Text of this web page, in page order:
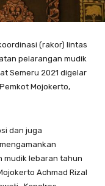
(rakor) lintas
pelarangan mudik
Semeru 2021 digelar
Mojokerto,
dan juga
mudik lebaran tahun
Achmad Rizal